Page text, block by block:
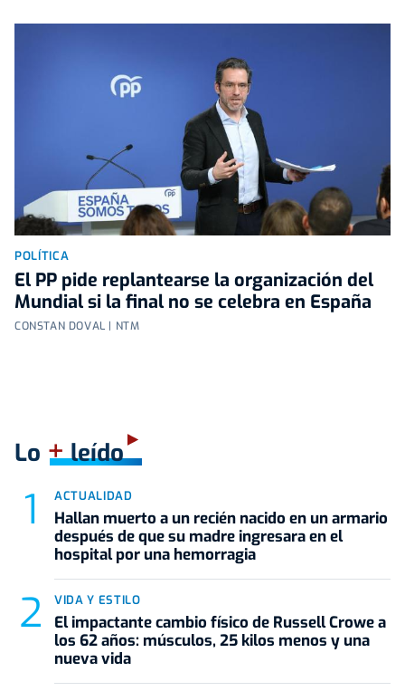
POLÍTICA
El PP pide replantearse la organización del
Mundial si la final no se celebra en España
CONSTAN DOVAL | NTM
Lo +leído
ACTUALIDAD
Hallan muerto a un recién nacido en un armario
después de que su madre ingresara en el
hospital por una hemorragia
VIDA Y ESTILO
El impactante cambio físico de Russell Crowe a
los 62 años: músculos, 25 kilos menos y una
nueva vida